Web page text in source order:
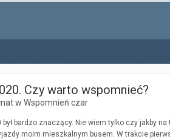
Czy warto wspomnieć?
w Wspomnień czar
był bardzo znaczący. Nie wiem tylko czy jakby
moim mieszkalnym busem. W trakcie